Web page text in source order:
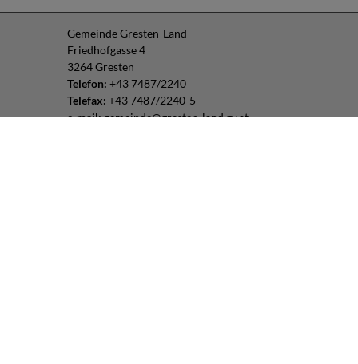
Gemeinde Gresten-Land
Friedhofgasse 4
3264 Gresten
Telefon: +43 7487/2240
Telefax: +43 7487/2240-5
e-mail:gemeinde@gresten-land.gv.at